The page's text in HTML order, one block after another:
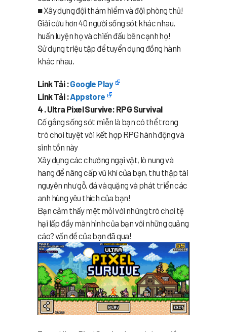
■ Xây dựng đội thám hiểm và đội phòng thủ!
Giải cứu hơn 40 người sống sót khác nhau,
huấn luyện họ và chiến đấu bên cạnh họ!
Sử dụng triệu tập để tuyển dụng đồng hành
khác nhau.
Link Tải :Google Play
Link Tải :Appstore
4 . Ultra Pixel Survive: RPG Survival
Cố gắng sống sót miễn là bạn có thể trong
trò chơi tuyệt vời kết hợp RPG hành động và
sinh tồn này
Xây dựng các chướng ngại vật, lò nung và
hang để nâng cấp vũ khí của bạn, thu thập tài
nguyên như gỗ, đá và quặng và phát triển các
anh hùng yêu thích của bạn!
Bạn cảm thấy mệt mỏi với những trò chơi tệ
hại lấp đầy màn hình của bạn với những quảng
cáo? vấn đề của bạn đã qua!